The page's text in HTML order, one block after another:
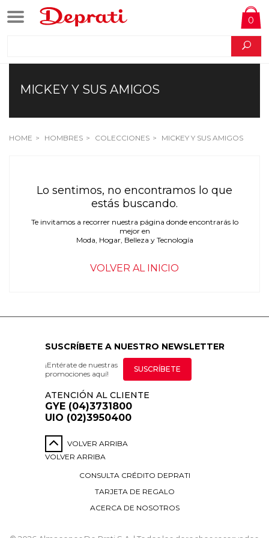
0
MICKEY Y SUS AMIGOS
HOME HOMBRES COLECCIONES MICKEY Y SUS AMIGOS
Lo sentimos, no encontramos lo que
estás buscando.
Te invitamos a recorrer nuestra página donde encontrarás lo
mejor en
Moda, Hogar, Belleza y Tecnología
VOLVER AL INICIO
SUSCRÍBETE A NUESTRO NEWSLETTER
¡Entérate de nuestras
promociones aquí!
SUSCRÍBETE
ATENCIÓN AL CLIENTE
GYE (04)3731800
UIO (02)3950400
VOLVER ARRIBA
VOLVER ARRIBA
CONSULTA CRÉDITO DEPRATI
TARJETA DE REGALO
ACERCA DE NOSOTROS